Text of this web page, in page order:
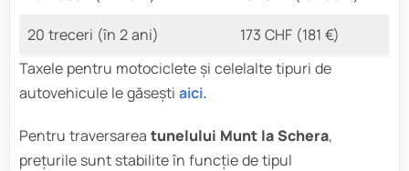
20 treceri (în 2 ani)
173 CHF (181 €)
Taxele pentru motociclete și celelalte tipuri de
autovehicule le găsești aici.
Pentru traversarea tunelului Munt la Schera,
prețurile sunt stabilite în funcție de tipul